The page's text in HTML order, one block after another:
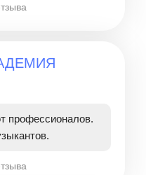
профессионалов.